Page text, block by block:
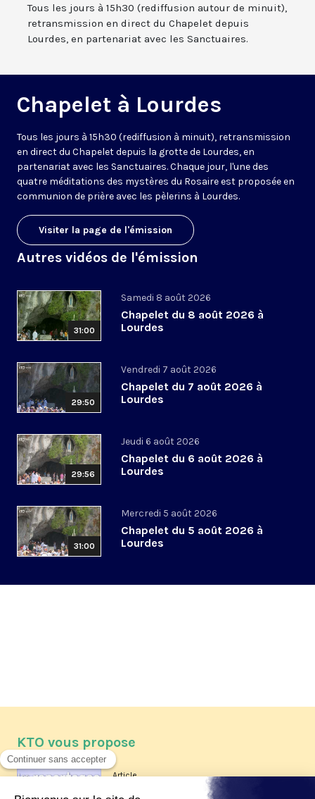
Tous les jours à 15h30 (rediffusion autour de minuit),
retransmission en direct du Chapelet depuis
Lourdes, en partenariat avec les Sanctuaires.
Chapelet à Lourdes
Tous les jours à 15h30 (rediffusion à minuit), retransmission
en direct du Chapelet depuis la grotte de Lourdes, en
partenariat avec les Sanctuaires. Chaque jour, l'une des
quatre méditations des mystères du Rosaire est proposée en
communion de prière avec les pèlerins à Lourdes.
Visiter la page de l'émission
Autres vidéos de l'émission
31:00
Samedi 8 août 2026
Chapelet du 8 août 2026 à
Lourdes
29:50
Vendredi 7 août 2026
Chapelet du 7 août 2026 à
Lourdes
29:56
Jeudi 6 août 2026
Chapelet du 6 août 2026 à
Lourdes
31:00
Mercredi 5 août 2026
Chapelet du 5 août 2026 à
Lourdes
KTO vous propose
Article
Les reportages d'été 2026 de KTO